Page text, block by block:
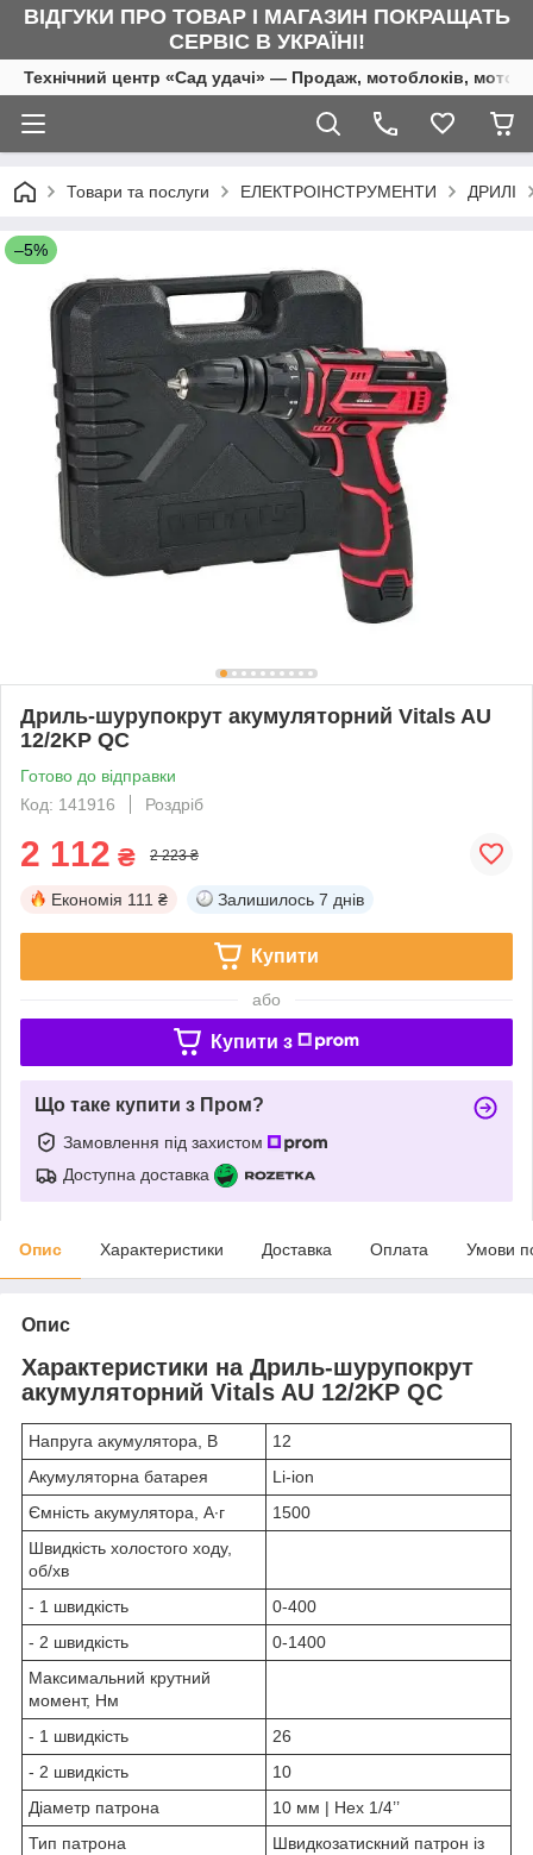
ВІДГУКИ ПРО ТОВАР І МАГАЗИН ПОКРАЩАТЬ
СЕРВІС В УКРАЇНІ!
Технічний центр «Сад удачі» — Продаж, мотоблоків,
Товари та послуги ЕЛЕКТРОІНСТРУМЕНТИ ДРИЛІ
–5%
Дриль-шурупокрут акумуляторний Vitals AU
12/2KP QC
Готово до відправки
Код: 141916
Роздріб
2 112 ₴ 2 223 ₴
Економія 111 ₴ Залишилось 7 днів
Купити
або
Купити з
Що таке купити з Пром?
Замовлення під захистом
Доступна доставка
Опис Характеристики Доставка Оплата Умови
Опис
Характеристики на Дриль-шурупокрут
акумуляторний Vitals AU 12/2KP QC
Напруга акумулятора, В
12
Акумуляторна батарея
Li-ion
Ємність акумулятора, А∙г
1500
Швидкість холостого ходу,
об/хв
- 1 швидкість
0-400
- 2 швидкість
0-1400
Максимальний крутний
момент, Нм
- 1 швидкість
26
- 2 швидкість
10
Діаметр патрона
10 мм | Hex 1/4’’
Тип патрона
Швидкозатискний патрон із